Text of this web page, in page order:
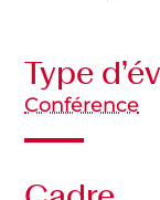
Type
Conférence